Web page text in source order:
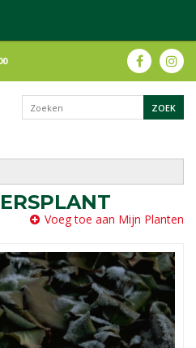
Voeg toe aan Mijn Planten